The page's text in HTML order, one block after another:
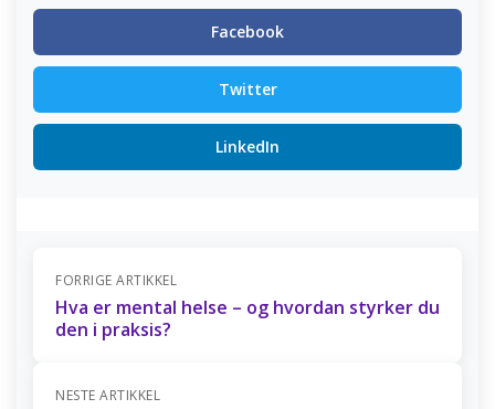
Facebook
Twitter
LinkedIn
FORRIGE ARTIKKEL
Hva er mental helse – og hvordan styrker du
den i praksis?
NESTE ARTIKKEL